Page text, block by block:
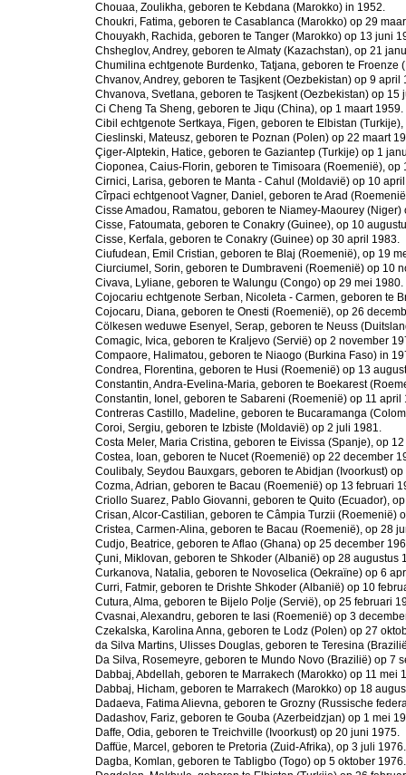
Chouaa, Zoulikha, geboren te Kebdana (Marokko) in 1952.
Choukri, Fatima, geboren te Casablanca (Marokko) op 29
Chouyakh, Rachida, geboren te Tanger (Marokko) op 13 juni
Chsheglov, Andrey, geboren te Almaty (Kazachstan), op 21
Chumilina echtgenote Burdenko, Tatjana, geboren te Froenze
Chvanov, Andrey, geboren te Tasjkent (Oezbekistan) op 9 april
Chvanova, Svetlana, geboren te Tasjkent (Oezbekistan) op 15
Ci Cheng Ta Sheng, geboren te Jiqu (China), op 1 maart 1959.
Cibil echtgenote Sertkaya, Figen, geboren te Elbistan
Cieslinski, Mateusz, geboren te Poznan (Polen) op 22 maart
Çiger-Alptekin, Hatice, geboren te Gaziantep (Turkije) op 1
Cioponea, Caius-Florin, geboren te Timisoara (Roemenië), op
Cirnici, Larisa, geboren te Manta - Cahul (Moldavië) op 10
Cîrpaci echtgenoot Vagner, Daniel, geboren te Arad
Cisse Amadou, Ramatou, geboren te Niamey-Maourey (Niger)
Cisse, Fatoumata, geboren te Conakry (Guinee), op 10
Cisse, Kerfala, geboren te Conakry (Guinee) op 30 april 1983.
Ciufudean, Emil Cristian, geboren te Blaj (Roemenië), op 19
Ciurciumel, Sorin, geboren te Dumbraveni (Roemenië) op 10
Civava, Lyliane, geboren te Walungu (Congo) op 29 mei 1980.
Cojocariu echtgenote Serban, Nicoleta - Carmen, geboren te
Cojocaru, Diana, geboren te Onesti (Roemenië), op 26
Cölkesen weduwe Esenyel, Serap, geboren te Neuss
Comagic, Ivica, geboren te Kraljevo (Servië) op 2 november
Compaore, Halimatou, geboren te Niaogo (Burkina Faso) in
Condrea, Florentina, geboren te Husi (Roemenië) op 13
Constantin, Andra-Evelina-Maria, geboren te Boekarest
Constantin, Ionel, geboren te Sabareni (Roemenië) op 11 april
Contreras Castillo, Madeline, geboren te Bucaramanga
Coroi, Sergiu, geboren te Izbiste (Moldavië) op 2 juli 1981.
Costa Meler, Maria Cristina, geboren te Eivissa (Spanje), op
Costea, Ioan, geboren te Nucet (Roemenië) op 22 december
Coulibaly, Seydou Bauxgars, geboren te Abidjan (Ivoorkust)
Cozma, Adrian, geboren te Bacau (Roemenië) op 13 februari
Criollo Suarez, Pablo Giovanni, geboren te Quito (Ecuador),
Crisan, Alcor-Castilian, geboren te Câmpia Turzii (Roemenië)
Cristea, Carmen-Alina, geboren te Bacau (Roemenië), op 28
Cudjo, Beatrice, geboren te Aflao (Ghana) op 25 december
Çuni, Miklovan, geboren te Shkoder (Albanië) op 28 augustus
Curkanova, Natalia, geboren te Novoselica (Oekraïne) op 6
Curri, Fatmir, geboren te Drishte Shkoder (Albanië) op 10
Cutura, Alma, geboren te Bijelo Polje (Servië), op 25 februari
Cvasnai, Alexandru, geboren te Iasi (Roemenië) op 3
Czekalska, Karolina Anna, geboren te Lodz (Polen) op 27
da Silva Martins, Ulisses Douglas, geboren te Teresina
Da Silva, Rosemeyre, geboren te Mundo Novo (Brazilië) op 7
Dabbaj, Abdellah, geboren te Marrakech (Marokko) op 11 mei
Dabbaj, Hicham, geboren te Marrakech (Marokko) op 18
Dadaeva, Fatima Alievna, geboren te Grozny (Russische
Dadashov, Fariz, geboren te Gouba (Azerbeidzjan) op 1 mei
Daffe, Odia, geboren te Treichville (Ivoorkust) op 20 juni 1975.
Daffüe, Marcel, geboren te Pretoria (Zuid-Afrika), op 3 juli 1976.
Dagba, Komlan, geboren te Tabligbo (Togo) op 5 oktober 1976.